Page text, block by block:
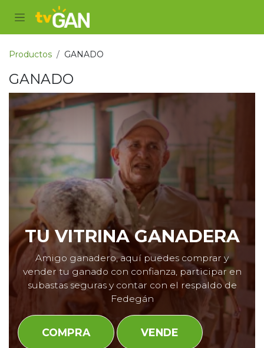
Productos GANADO
GANADO
TU VITRINA GANADERA
Amigo ganadero, aquí puedes comprar y
vender tu ganado con confianza, participar en
subastas seguras y contar con el respaldo de
Fedegán
COMPRA VENDE